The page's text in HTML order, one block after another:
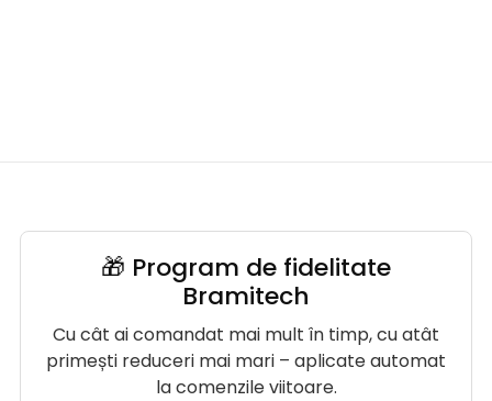
🎁 Program de fidelitate
Bramitech
Cu cât ai comandat mai mult în timp, cu atât
primești reduceri mai mari – aplicate automat
la comenzile viitoare.